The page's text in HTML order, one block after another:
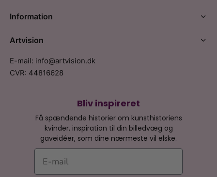
Bliv inspireret
Få spændende historier om kunsthistoriens
kvinder, inspiration til din billedvæg og
gaveidéer, som dine nærmeste vil elske.
E-mail
Information
Artvision
E-mail: info@artvision.dk
CVR: 44816628